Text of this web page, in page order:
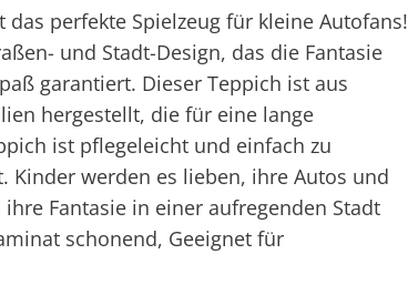
perfekte Spielzeug für kleine Autofans!
und Stadt-Design, das die Fantasie
garantiert. Dieser Teppich ist aus
hergestellt, die für eine lange
ist pflegeleicht und einfach zu
Kinder werden es lieben, ihre Autos und
Fantasie in einer aufregenden Stadt
schonend, Geeignet für